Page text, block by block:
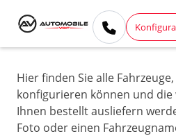
Hier finden Sie alle
konfigurieren können und die
Ihnen bestellt ausliefern
Foto oder einen